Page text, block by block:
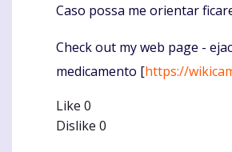
Caso possa me orientar
Check out my web page -
medicamento [https://
Like 0
Dislike 0